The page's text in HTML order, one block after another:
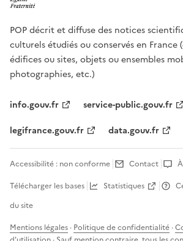
POP décrit et diffuse des notices
culturels étudiés ou conservés en
édifices ou sites, objets ou ensembles
photographies, etc.)
info.gouv.fr
service-public.gouv.fr
legifrance.gouv.fr
data.gouv.fr
Accessibilité : non conforme Contact
Télécharger les bases
Statistiques
du site
Mentions légales · Politique de confidentialité ·